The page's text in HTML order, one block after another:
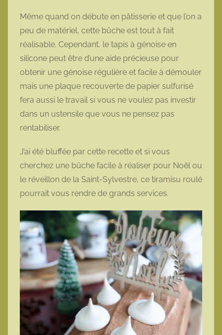
Même quand on débute en pâtisserie et que l’on a
peu de matériel, cette bûche est tout à fait
réalisable. Cependant, le tapis à génoise en
silicone peut être d’une aide précieuse pour
obtenir une génoise régulière et facile à démouler
mais une plaque recouverte de papier sulfurisé
fera aussi le travail si vous ne voulez pas investir
dans un ustensile que vous ne pensez pas
rentabiliser.
J’ai été bluffée par cette recette et si vous
cherchez une bûche facile à réaliser pour Noël ou
le réveillon de la Saint-Sylvestre, ce tiramisu roulé
pourrait vous rendre de grands services.